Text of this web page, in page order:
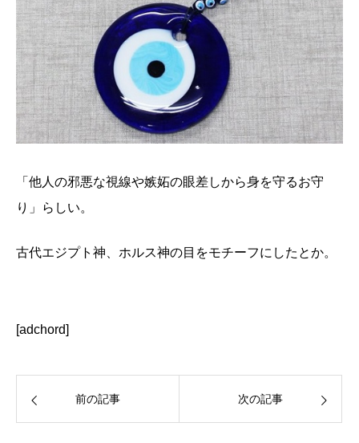
「他人の邪悪な視線や嫉妬の眼差しから身を守るお守
り」らしい。
古代エジプト神、ホルス神の目をモチーフにしたとか。
[adchord]
前の記事 次の記事